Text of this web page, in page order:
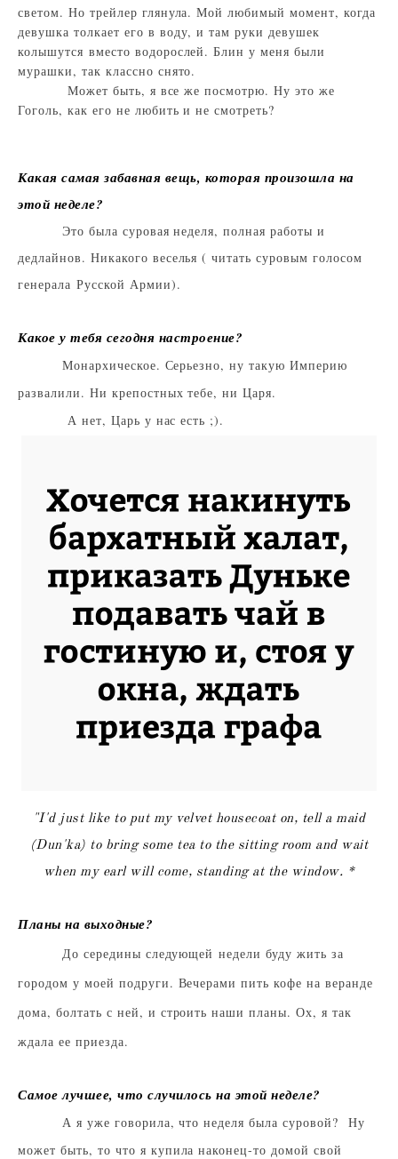
светом. Но трейлер глянула. Мой любимый момент, когда
девушка толкает его в воду, и там руки девушек
колышутся вместо водорослей. Блин у меня были
мурашки, так классно снято.
Может быть, я все же посмотрю. Ну это же
Гоголь, как его не любить и не смотреть?
Какая самая забавная вещь, которая произошла на
этой неделе?
Это была суровая неделя, полная работы и
дедлайнов. Никакого веселья ( читать суровым голосом
генерала Русской Армии).
Какое у тебя сегодня настроение?
Монархическое. Серьезно, ну такую Империю
развалили. Ни крепостных тебе, ни Царя.
А нет, Царь у нас есть ;).
"I'd just like to put my velvet housecoat on, tell a maid
(Dun'ka) to bring some tea to the sitting room and wait
when my earl will come, standing at the window. *
Планы на выходные?
До середины следующей недели буду жить за
городом у моей подруги. Вечерами пить кофе на веранде
дома, болтать с ней, и строить наши планы. Ох, я так
ждала ее приезда.
Самое лучшее, что случилось на этой неделе?
А я уже говорила, что неделя была суровой? Ну
может быть, то что я купила наконец-то домой свой